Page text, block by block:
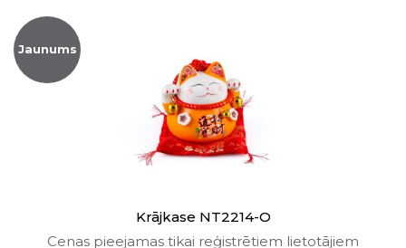
Jaunums
Krājkase NT2214-O
Cenas pieejamas tikai reģistrētiem lietotājiem